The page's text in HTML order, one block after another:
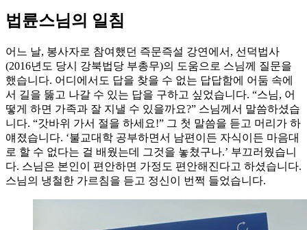
법륜스님의 일침
어느 날, 봉사자로 참여했던 즉문즉설 강연에서, 선덕법사
(2016년도 당시 강북법당 부총무)의 도움으로 스님께 질문을
했습니다. 어디에서도 답을 찾을 수 없는 답답함에 어둠 속에
서 길을 뚫고 나갈 수 있는 답을 구하고 싶었습니다. “스님, 어
떻게 하면 가족과 잘 지낼 수 있을까요?” 스님께서 말씀하셨습
니다. “갓바위 가서 절을 하세요!” 그 첫 말씀을 듣고 머리가 하
얘졌습니다. ‘불교대학 공부하면서 남편이든 자식이든 마음대
로 할 수 없다는 걸 배웠는데 그것을 놓쳤구나.’ 부끄러웠습니
다. 스님은 본인이 편안하면 가정도 편안해진다고 하셨습니다.
스님의 냉철한 가르침을 듣고 정신이 번쩍 들었습니다.